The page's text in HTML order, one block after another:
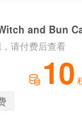
请付费后查看
10